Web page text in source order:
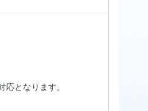
となります。